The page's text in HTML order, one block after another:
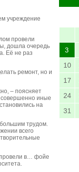
3
10
17
24
31
учреждение
провели
дошла очередь
Её не раз
ремонт, но и
– поясняет
совершенно иные
на
трудом.
всего
провели в… фойе